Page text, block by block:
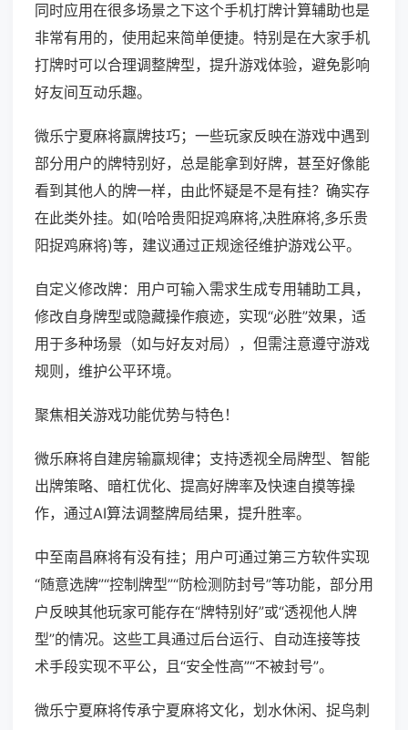
同时应用在很多场景之下这个手机打牌计算辅助也是
非常有用的，使用起来简单便捷。特别是在大家手机
打牌时可以合理调整牌型，提升游戏体验，避免影响
好友间互动乐趣。
微乐宁夏麻将赢牌技巧；一些玩家反映在游戏中遇到
部分用户的牌特别好，总是能拿到好牌，甚至好像能
看到其他人的牌一样，由此怀疑是不是有挂？确实存
在此类外挂。如(哈哈贵阳捉鸡麻将,决胜麻将,多乐贵
阳捉鸡麻将)等，建议通过正规途径维护游戏公平。
自定义修改牌：用户可输入需求生成专用辅助工具，
修改自身牌型或隐藏操作痕迹，实现“必胜”效果，适
用于多种场景（如与好友对局），但需注意遵守游戏
规则，维护公平环境。
聚焦相关游戏功能优势与特色！
微乐麻将自建房输赢规律；支持透视全局牌型、智能
出牌策略、暗杠优化、提高好牌率及快速自摸等操
作，通过AI算法调整牌局结果，提升胜率。
中至南昌麻将有没有挂；用户可通过第三方软件实现
“随意选牌”“控制牌型”“防检测防封号”等功能，部分用
户反映其他玩家可能存在“牌特别好”或“透视他人牌
型”的情况。这些工具通过后台运行、自动连接等技
术手段实现不平公，且“安全性高”“不被封号”。
微乐宁夏麻将传承宁夏麻将文化，划水休闲、捉鸟刺